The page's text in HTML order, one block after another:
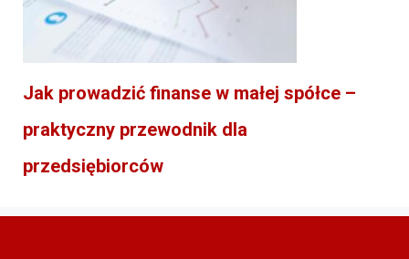
Jak prowadzić finanse w małej spółce –
praktyczny przewodnik dla
przedsiębiorców